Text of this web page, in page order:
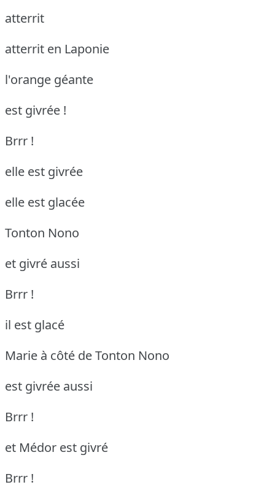
atterrit
atterrit en Laponie
l'orange géante
est givrée !
Brrr !
elle est givrée
elle est glacée
Tonton Nono
et givré aussi
Brrr !
il est glacé
Marie à côté de Tonton Nono
est givrée aussi
Brrr !
et Médor est givré
Brrr !